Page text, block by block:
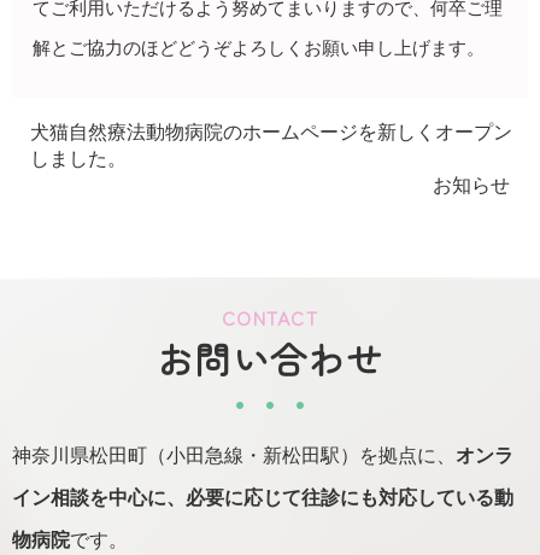
てご利用いただけるよう努めてまいりますので、何卒ご理
解とご協力のほどどうぞよろしくお願い申し上げます。
犬猫自然療法動物病院のホームページを新しくオープン
しました。
お知らせ
CONTACT
お問い合わせ
神奈川県松田町（小田急線・新松田駅）を拠点に、 オンラ
イン相談を中心に、必要に応じて往診にも対応している動
物病院です。